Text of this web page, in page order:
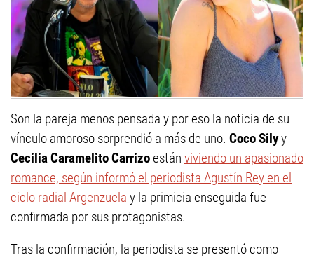
Son la pareja menos pensada y por eso la noticia de su
vínculo amoroso sorprendió a más de uno. Coco Silyy
Cecilia Caramelito Carrizoestán viviendo un apasionado
romance, según informó el periodista Agustín Rey en el
ciclo radial Argenzuela y la primicia enseguida fue
confirmada por sus protagonistas.
Tras la confirmación, la periodista se presentó como